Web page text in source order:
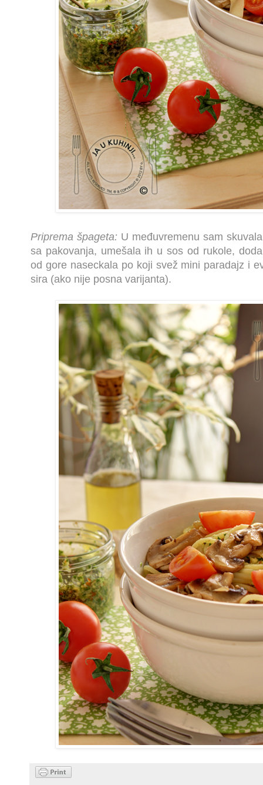
Priprema špageta: U međuvremenu sam
sa pakovanja, umešala ih u sos od rukole,
od gore naseckala po koji svež mini paradajz i
sira (ako nije posna varijanta).